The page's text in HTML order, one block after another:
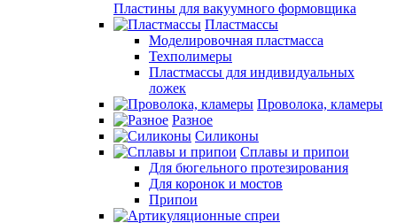
Пластины для вакуумного формовщика
Пластмассы
Моделировочная пластмасса
Техполимеры
Пластмассы для индивидуальных
ложек
Проволока, кламеры
Разное
Силиконы
Сплавы и припои
Для бюгельного протезирования
Для коронок и мостов
Припои